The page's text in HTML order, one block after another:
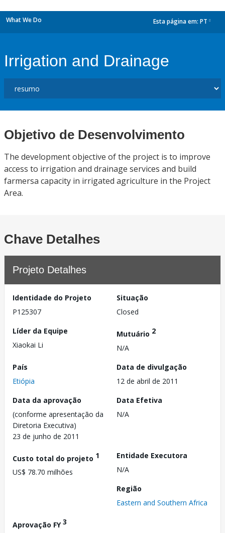
What We Do Esta página em: PT
Irrigation and Drainage
Objetivo de Desenvolvimento
The development objective of the project is to improve
access to irrigation and drainage services and build
farmersa capacity in irrigated agriculture in the Project
Area.
Chave Detalhes
Projeto Detalhes
Identidade do Projeto
P125307
Situação
Closed
Líder da Equipe
Xiaokai Li
Mutuário 2
N/A
País
Etiópia
Data de divulgação
12 de abril de 2011
Data da aprovação
(conforme apresentação da
Diretoria Executiva)
23 de junho de 2011
Data Efetiva
N/A
Custo total do projeto 1
US$ 78.70 milhões
Entidade Executora
N/A
Região
Eastern and Southern Africa
Aprovação FY3